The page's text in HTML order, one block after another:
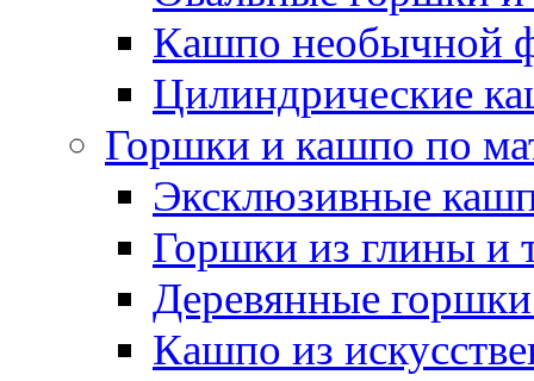
Кашпо необычной
Цилиндрические
Горшки и кашпо по
Эксклюзивные
Горшки из глины и
Деревянные
Кашпо из